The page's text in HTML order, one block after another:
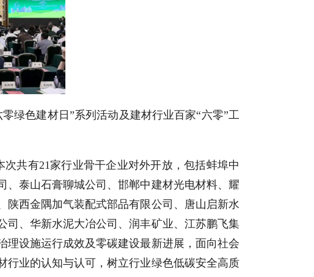
绿色建材日”系列活动及建材行业百家“六零”工
共有21家行业骨干企业对外开放，包括蚌埠中
泰山石膏聊城公司、邯郸中建材光电材料、耀
西金隅加气装配式部品有限公司、唐山启新水
司、华新水泥大冶公司、润丰矿业、江苏鹏飞集
理设施运行成效及零碳建设最新进展，面向社会
行业的认知与认可，树立行业绿色低碳安全高质